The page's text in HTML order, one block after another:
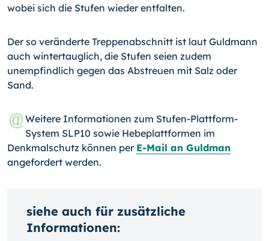
wobei sich die Stufen wieder entfalten.
Der so veränderte Treppenabschnitt ist laut Guldmann
auch wintertauglich, die Stufen seien zudem
unempfindlich gegen das Abstreuen mit Salz oder
Sand.
Weitere Informationen zum Stufen-Plattform-
System SLP10 sowie Hebeplattfor­men im
Denkmalschutz können per E-Mail an Guldman
angefordert werden.
siehe auch für zusätzliche
Informationen: